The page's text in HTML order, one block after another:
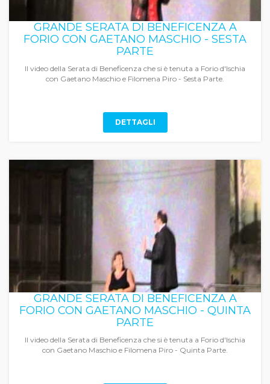
GRANDE SERATA DI BENEFICENZA A
FORIO CON GAETANO MASCHIO - SESTA
PARTE
Il video della Serata di Beneficenza che si è tenuta a Forio d'Ischia
con Gaetano Maschio e Filomena Piro - Sesta Parte.
DETTAGLI
GRANDE SERATA DI BENEFICENZA A
FORIO CON GAETANO MASCHIO - QUINTA
PARTE
Il video della Serata di Beneficenza che si è tenuta a Forio d'Ischia
con Gaetano Maschio e Filomena Piro - Quinta Parte.